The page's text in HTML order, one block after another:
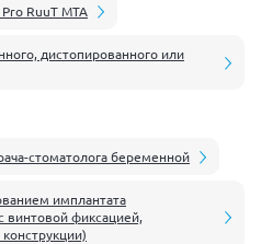
RuuT MTA
дистопированного или
стоматолога беременной
имплантата
винтовой фиксацией,